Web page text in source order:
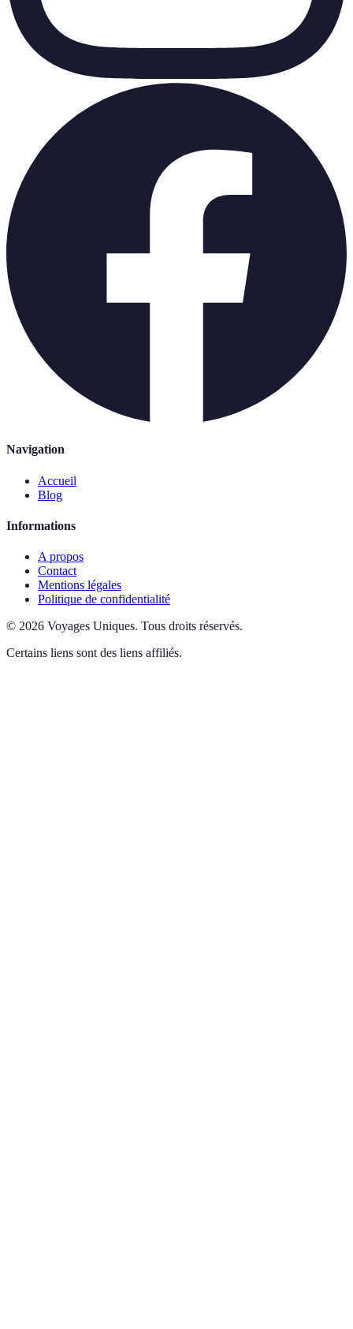
Navigation
Accueil
Blog
Informations
A propos
Contact
Mentions légales
Politique de confidentialité
© 2026 Voyages Uniques. Tous droits réservés.
Certains liens sont des liens affiliés.